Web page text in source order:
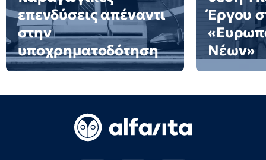
επενδύσεις απέναντι
στην
υποχρηματοδότηση
Έργου
Νέων»